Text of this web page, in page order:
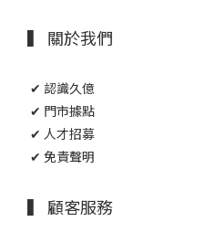
▍ 關於我們
✔ 認識久億
✔ 門市據點
✔ 人才招募
✔ 免責聲明
▍ 顧客服務